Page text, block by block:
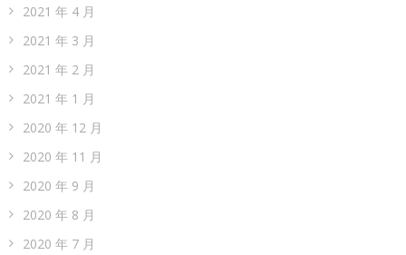
2021 年 4 月
2021 年 3 月
2021 年 2 月
2021 年 1 月
2020 年 12 月
2020 年 11 月
2020 年 9 月
2020 年 8 月
2020 年 7 月